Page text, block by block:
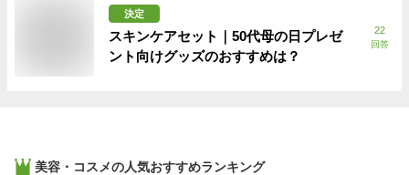
決定
スキンケアセット｜50代母の日プレゼ
ント向けグッズのおすすめは？
22
回答
美容・コスメの人気おすすめランキング